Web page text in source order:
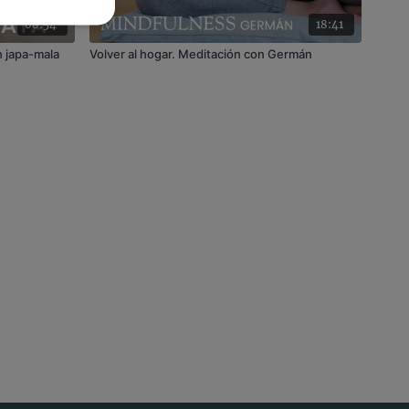
08:54
japa-mala
18:41
Volver al hogar. Meditación con Germán